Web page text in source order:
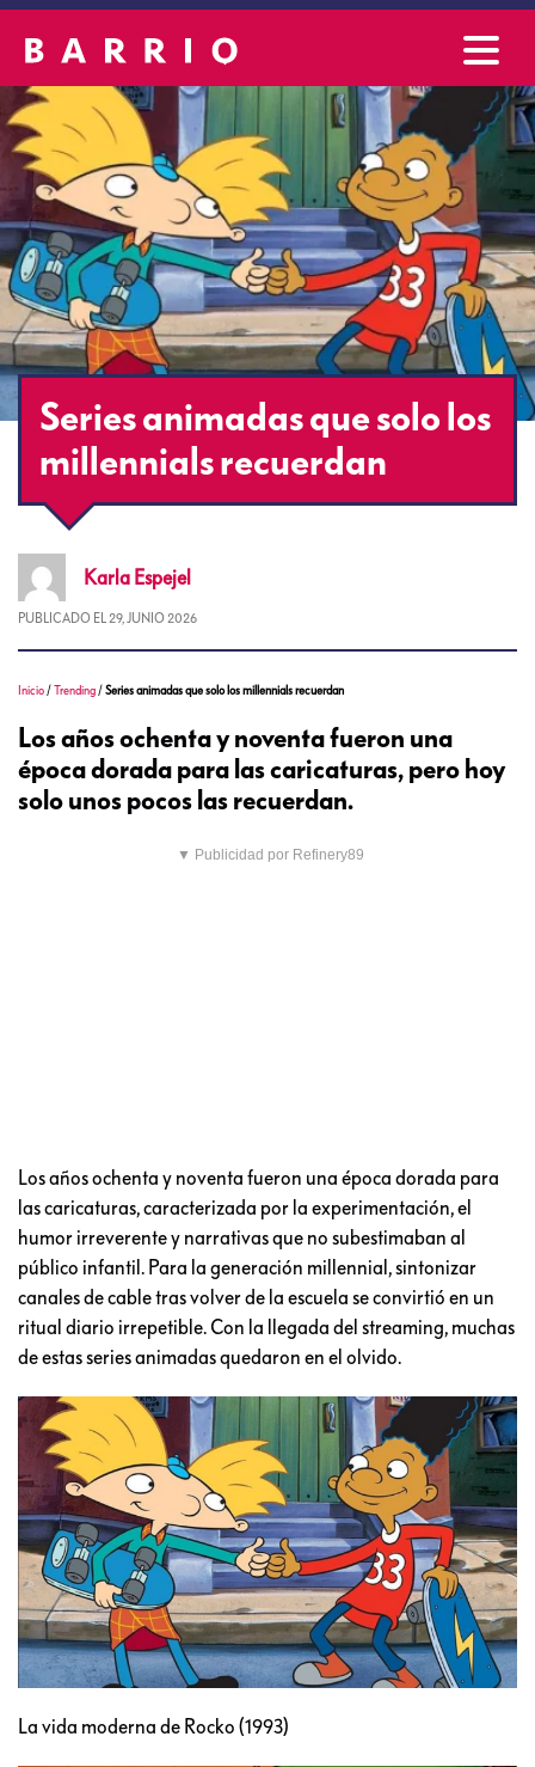
Series animadas que solo los
millennials recuerdan
Karla Espejel
PUBLICADO EL 29, JUNIO 2026
Inicio /Trending /Series animadas que solo los millennials recuerdan
Los años ochenta y noventa fueron una
época dorada para las caricaturas, pero hoy
solo unos pocos las recuerdan.
▼ Publicidad por Refinery89
Los años ochenta y noventa fueron una época dorada para
las caricaturas, caracterizada por la experimentación, el
humor irreverente y narrativas que no subestimaban al
público infantil. Para la generación millennial, sintonizar
canales de cable tras volver de la escuela se convirtió en un
ritual diario irrepetible. Con la llegada del streaming, muchas
de estas series animadas quedaron en el olvido.
La vida moderna de Rocko (1993)